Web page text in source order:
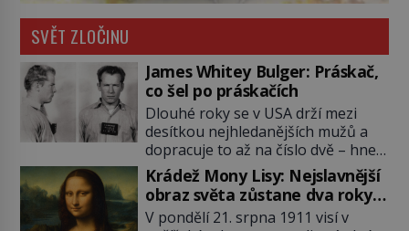
SVĚT ZLOČINU
James Whitey Bulger: Práskač,
co šel po práskačích
Dlouhé roky se v USA drží mezi
desítkou nejhledanějších mužů a
dopracuje to až na číslo dvě – hned
po Usámovi bin Ládinovi (1957–
2011). To je James „Whitey“ Bulger
(1929–2018) viněný ze spoluúčasti
na 19 vraždách, vydírání a lichvy. A
Krádež Mony Lisy: Nejslavnější
obraz světa zůstane dva roky
nezvěstný
V pondělí 21. srpna 1911 visí v